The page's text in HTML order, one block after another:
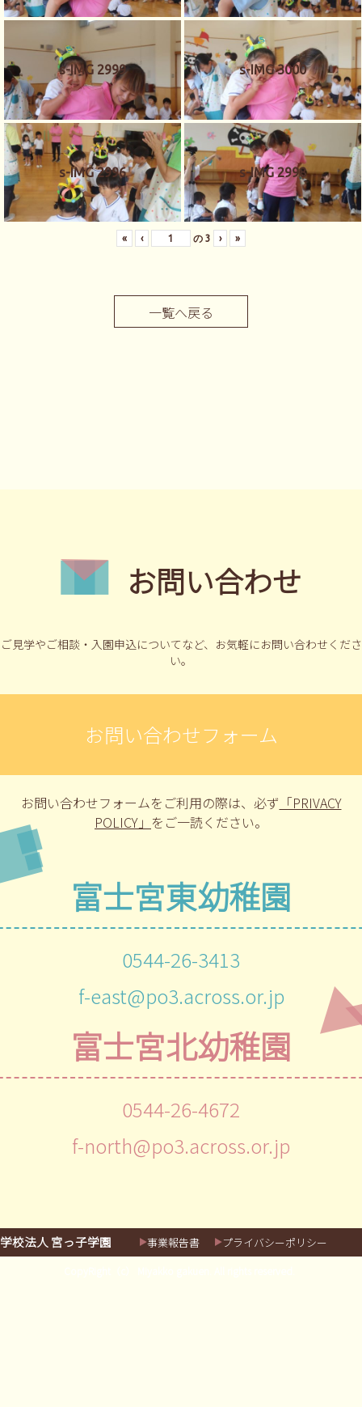
s-IMG 2999 s-IMG 3000
s-IMG 2996 s-IMG 2998
« ‹ の 3 › »
一覧へ戻る
お問い合わせ
ご見学やご相談・入園申込についてなど、 お気軽にお問い合わせくださ
い。
お問い合わせフォーム
お問い合わせフォームをご利用の際は、 必ず 「PRIVACY
POLICY」 をご一読ください。
富士宮東幼稚園
0544-26-3413
f-east@po3.across.or.jp
富士宮北幼稚園
0544-26-4672
f-north@po3.across.or.jp
学校法人 宮っ子学園 事業報告書 プライバシーポリシー